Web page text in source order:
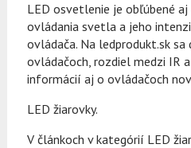
LED osvetlenie je obľúbené
ovládania svetla a jeho
ovládača. Na ledprodukt.sk
ovládačoch, rozdiel medzi IR
informácií aj o ovládačoch
LED žiarovky.
V článkoch v kategórií LED